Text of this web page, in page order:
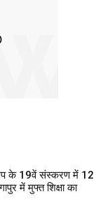
के 19वें संस्करण में 12
में मुफ्त शिक्षा का